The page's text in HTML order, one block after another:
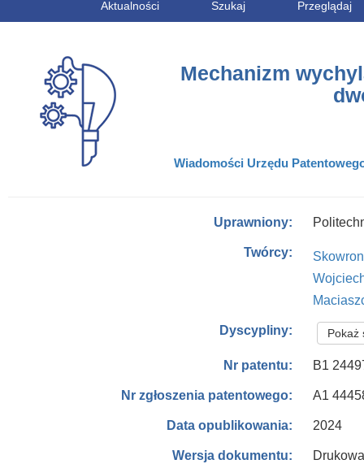
Aktualności Szukaj Przeglądaj
Mechanizm
Wiadomości Urzędu
Uprawniony:
Twórcy:
Dyscypliny: Pokaż
Nr patentu: B1
Nr zgłoszenia patentowego: A1
Data opublikowania: 2024
Wersja dokumentu: